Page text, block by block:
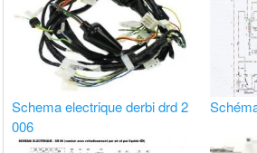
Schema electrique derbi drd 2
006